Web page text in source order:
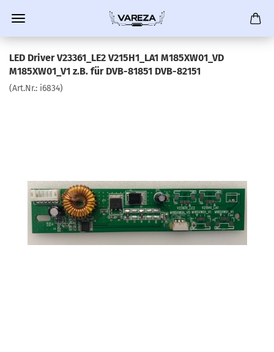
LED Driver V23361_LE2 V215H1_LA1 M185XW01_VD
M185XW01_V1 z.B. für DVB-81851 DVB-82151
(Art.Nr.: i6834)